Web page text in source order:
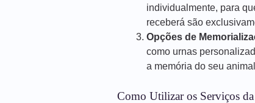
individualmente, para
receberá são
Opções de
como urnas
a memória do seu
Como Utilizar os Serviços